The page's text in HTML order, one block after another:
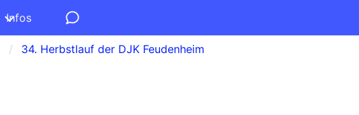
Infos
34. Herbstlauf der DJK Feudenheim